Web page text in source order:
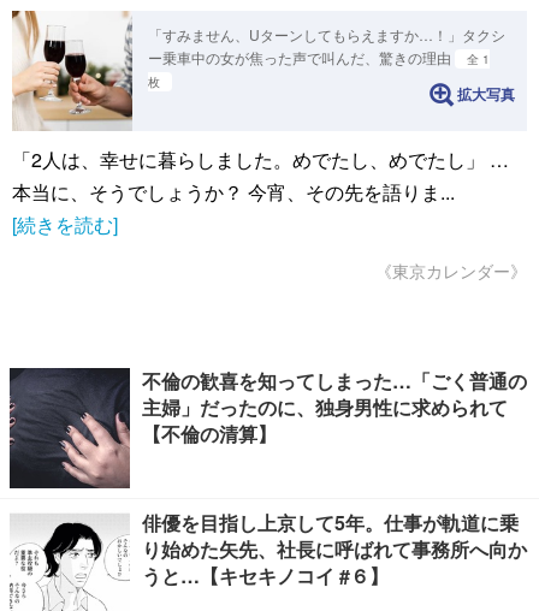
「すみません、Uターンしてもらえますか…！」タクシ
ー乗車中の女が焦った声で叫んだ、驚きの理由
全 1
枚
拡大写真
「2人は、幸せに暮らしました。めでたし、めでたし」 …
本当に、そうでしょうか？ 今宵、その先を語りま...
[続きを読む]
《東京カレンダー》
不倫の歓喜を知ってしまった…「ごく普通の
主婦」だったのに、独身男性に求められて
【不倫の清算】
俳優を目指し上京して5年。仕事が軌道に乗
り始めた矢先、社長に呼ばれて事務所へ向か
うと…【キセキノコイ #６】